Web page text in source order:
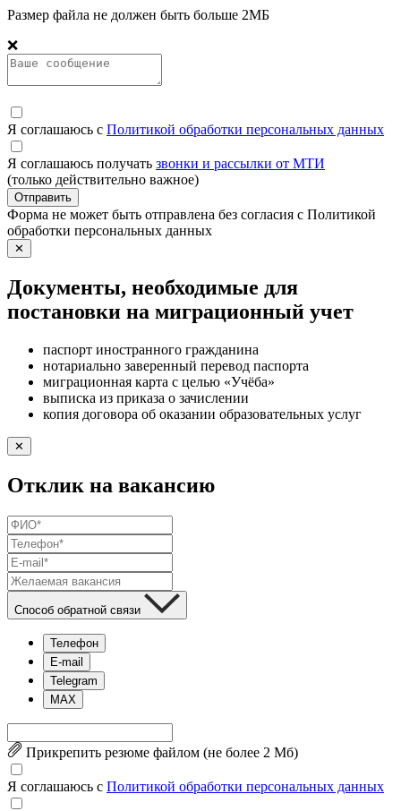
Размер файла не должен быть больше 2МБ
❌
Я соглашаюсь с Политикой обработки персональных данных
Я соглашаюсь получать звонки и рассылки от МТИ
(только действительно важное)
Отправить
Форма не может быть отправлена без согласия с Политикой
обработки персональных данных
✕
Документы, необходимые для
постановки на миграционный учет
паспорт иностранного гражданина
нотариально заверенный перевод паспорта
миграционная карта с целью «Учёба»
выписка из приказа о зачислении
копия договора об оказании образовательных услуг
✕
Отклик на вакансию
Способ обратной связи
Телефон
E-mail
Telegram
MAX
Прикрепить резюме файлом (не более 2 Mб)
Я соглашаюсь с Политикой обработки персональных данных